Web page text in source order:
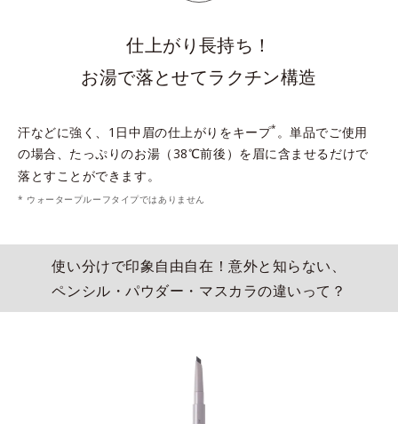
仕上がり長持ち！
お湯で落とせてラクチン構造
汗などに強く、1日中眉の仕上がりをキープ* 。単品でご使用
の場合、たっぷりのお湯（38℃前後）を眉に含ませるだけで
落とすことができます。
* ウォータープルーフタイプではありません
使い分けで印象自由自在！意外と知らない、
ペンシル・パウダー・マスカラの違いって？